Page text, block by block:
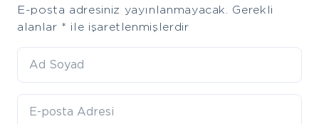
a
comment
E-posta adresiniz yayınlanmayacak. Gerekli
alanlar * ile işaretlenmişlerdir